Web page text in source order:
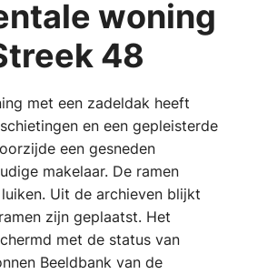
woning
48
met een zadeldak heeft
en een gepleisterde
een gesneden
makelaar. De ramen
Uit de archieven blijkt
zijn geplaatst. Het
met de status van
Beeldbank van de